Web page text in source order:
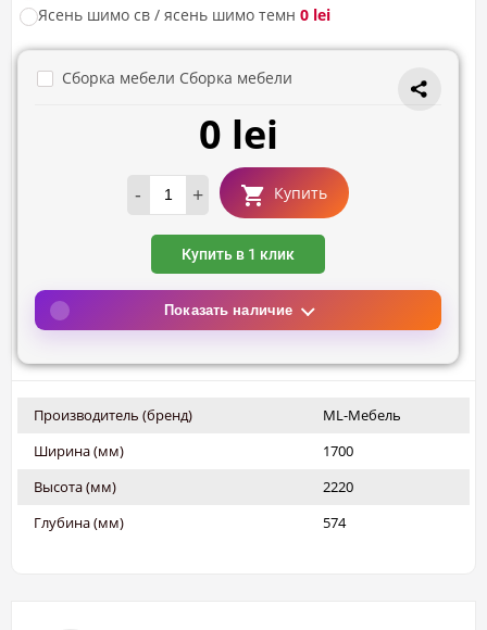
Ясень шимо св / ясень шимо темн 0 lei
Сборка мебели Сборка мебели
0 lei
- + Купить
Купить в 1 клик
Показать наличие
Производитель (бренд)
ML-Мебель
Ширина (мм)
1700
Высота (мм)
2220
Глубина (мм)
574